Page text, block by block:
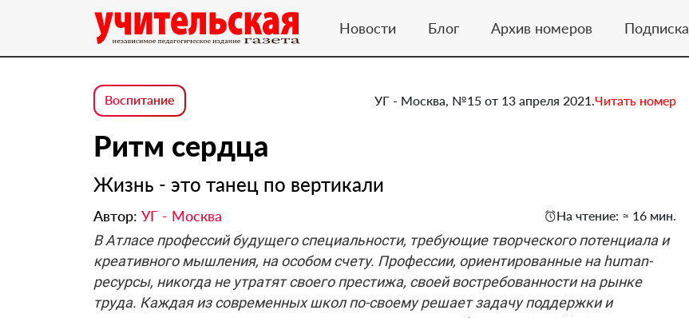
Новости Блог Архив номеров Подписка
Воспитание УГ - Москва, №15 от 13 апреля 2021.Читать номер
Ритм сердца
Жизнь - это танец по вертикали
Автор: УГ - Москва На чтение: ≈ 16 мин.
В Атласе профессий будущего специальности, требующие творческого потенциала и
креативного мышления, на особом счету. Профессии, ориентированные на human-
ресурсы, никогда не утратят своего престижа, своей востребованности на рынке
труда. Каждая из современных школ по-своему решает задачу поддержки и